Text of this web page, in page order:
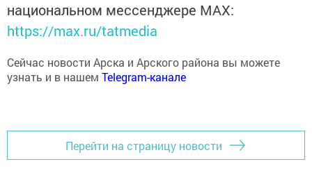
национальном мессенджере MАХ:
https://max.ru/tatmedia
Сейчас новости Арска и Арского района вы можете
узнать и в нашем Telegram-канале
Перейти на страницу новости